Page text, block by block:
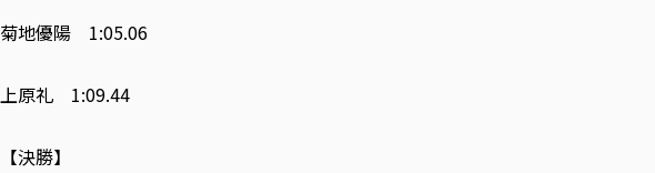
菊地優陽 1:05.06
上原礼 1:09.44
【決勝】